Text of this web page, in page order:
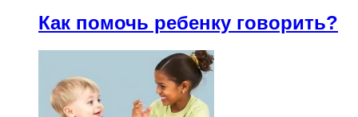
Как помочь ребенку говорить?